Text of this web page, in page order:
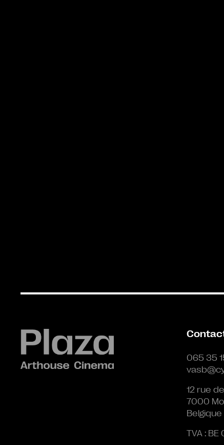
065 35
12 rue
7000
Belgique
TVA : BE